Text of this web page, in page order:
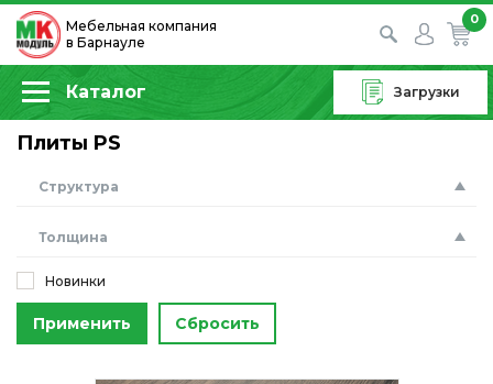
Мебельная компания
в Барнауле
0
Каталог Загрузки
Плиты PS
Структура
Толщина
Новинки
Применить Сбросить